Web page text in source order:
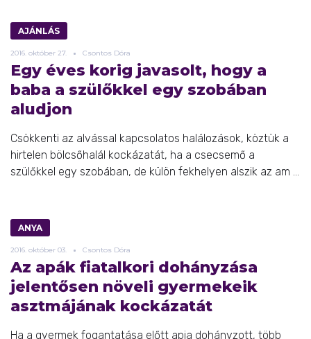
AJÁNLÁS
2016. október 27. Csontos Dóra
Egy éves korig javasolt, hogy a
baba a szülőkkel egy szobában
aludjon
Csökkenti az alvással kapcsolatos halálozások, köztük a
hirtelen bölcsőhalál kockázatát, ha a csecsemő a
szülőkkel egy szobában, de külön fekhelyen alszik az am ...
ANYA
2016. október 03. Csontos Dóra
Az apák fiatalkori dohányzása
jelentősen növeli gyermekeik
asztmájának kockázatát
Ha a gyermek fogantatása előtt apja dohányzott, több